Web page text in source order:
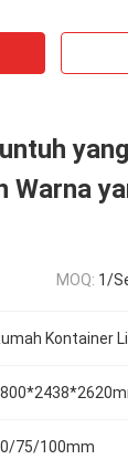
Warna
MOQ: 1/
Kontainer
75/100mm